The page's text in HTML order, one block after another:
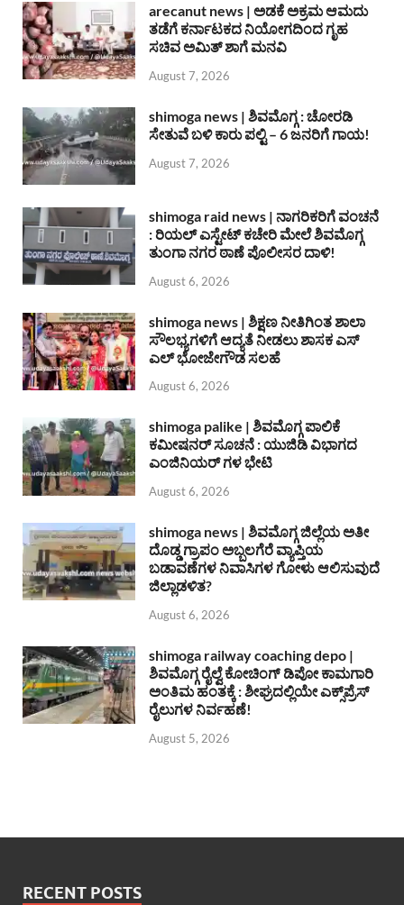
arecanut news | ಅಡಕೆ ಅಕ್ರಮ ಆಮದು
ತಡೆಗೆ ಕರ್ನಾಟಕದ ನಿಯೋಗದಿಂದ ಗೃಹ
ಸಚಿವ ಅಮಿತ್ ಶಾಗೆ ಮನವಿ
August 7, 2026
shimoga news | ಶಿವಮೊಗ್ಗ : ಚೋರಡಿ
ಸೇತುವೆ ಬಳಿ ಕಾರು ಪಲ್ಟಿ – 6 ಜನರಿಗೆ ಗಾಯ!
August 7, 2026
shimoga raid news | ನಾಗರಿಕರಿಗೆ ವಂಚನೆ
: ರಿಯಲ್ ಎಸ್ಟೇಟ್ ಕಚೇರಿ ಮೇಲೆ ಶಿವಮೊಗ್ಗ
ತುಂಗಾ ನಗರ ಠಾಣೆ ಪೊಲೀಸರ ದಾಳಿ!
August 6, 2026
shimoga news | ಶಿಕ್ಷಣ ನೀತಿಗಿಂತ ಶಾಲಾ
ಸೌಲಭ್ಯಗಳಿಗೆ ಆದ್ಯತೆ ನೀಡಲು ಶಾಸಕ ಎಸ್
ಎಲ್ ಭೋಜೇಗೌಡ ಸಲಹೆ
August 6, 2026
shimoga palike | ಶಿವಮೊಗ್ಗ ಪಾಲಿಕೆ
ಕಮೀಷನರ್ ಸೂಚನೆ : ಯುಜಿಡಿ ವಿಭಾಗದ
ಎಂಜಿನಿಯರ್ ಗಳ ಭೇಟಿ
August 6, 2026
shimoga news | ಶಿವಮೊಗ್ಗ ಜಿಲ್ಲೆಯ ಅತೀ
ದೊಡ್ಡ ಗ್ರಾಪಂ ಅಬ್ಬಲಗೆರೆ ವ್ಯಾಪ್ತಿಯ
ಬಡಾವಣೆಗಳ ನಿವಾಸಿಗಳ ಗೋಳು ಆಲಿಸುವುದೆ
ಜಿಲ್ಲಾಡಳಿತ?
August 6, 2026
shimoga railway coaching depo |
ಶಿವಮೊಗ್ಗ ರೈಲ್ವೆ ಕೋಚಿಂಗ್ ಡಿಪೋ ಕಾಮಗಾರಿ
ಅಂತಿಮ ಹಂತಕ್ಕೆ : ಶೀಘ್ರದಲ್ಲಿಯೇ ಎಕ್ಸ್‌ಪ್ರೆಸ್
ರೈಲುಗಳ ನಿರ್ವಹಣೆ!
August 5, 2026
RECENT POSTS